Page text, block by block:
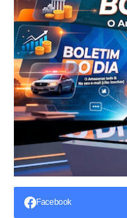
Facebook